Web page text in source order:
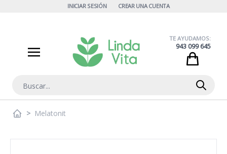
INICIAR SESIÓN CREAR UNA CUENTA
Buscar
TE AYUDAMOS:
943 099 645
> Melatonit